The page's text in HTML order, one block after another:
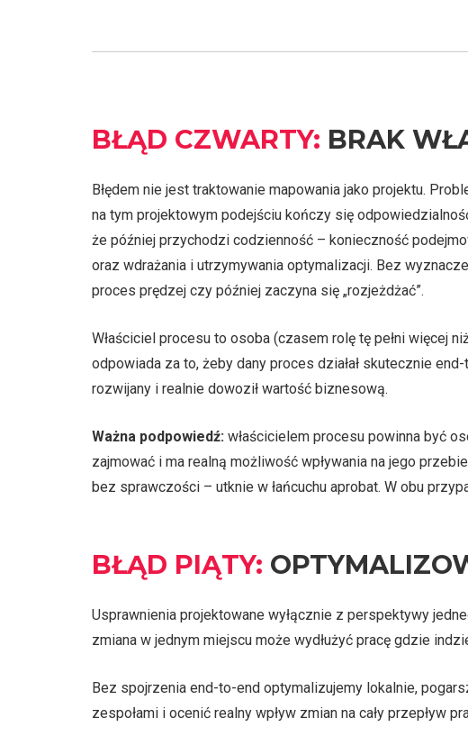
BŁĄD CZWARTY: BRAK
Błędem nie jest traktowanie mapowania jako projektu.
na tym projektowym podejściu kończy się
że później przychodzi codzienność – konieczność
oraz wdrażania i utrzymywania optymalizacji. Bez
proces prędzej czy później zaczyna się „rozjeżdżać”.
Właściciel procesu to osoba (czasem rolę tę pełni więcej
odpowiada za to, żeby dany proces działał skutecznie end-
rozwijany i realnie dowoził wartość biznesową.
Ważna podpowiedź: właścicielem procesu powinna być
zajmować i ma realną możliwość wpływania na jego
bez sprawczości – utknie w łańcuchu aprobat. W obu
BŁĄD PIĄTY:
Usprawnienia projektowane wyłącznie z perspektywy
zmiana w jednym miejscu może wydłużyć pracę gdzie
Bez spojrzenia end-to-end optymalizujemy lokalnie,
zespołami i ocenić realny wpływ zmian na cały przepływ